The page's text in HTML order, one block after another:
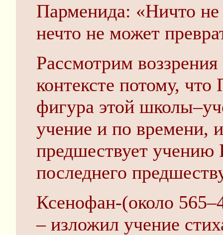
Парменида: «Ничто
нечто не может
Рассмотрим
контексте потому,
фигура этой
учение и по времени,
предшествует учению
последнего
Ксенофан-(около
– изложил учение